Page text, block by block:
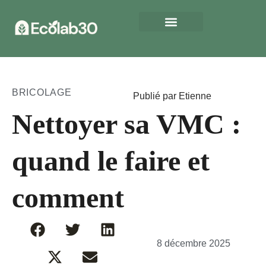
BRICOLAGE Publié par Etienne
Nettoyer sa VMC :
quand le faire et
comment
8 décembre 2025